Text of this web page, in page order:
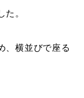
。
、横並びで座る